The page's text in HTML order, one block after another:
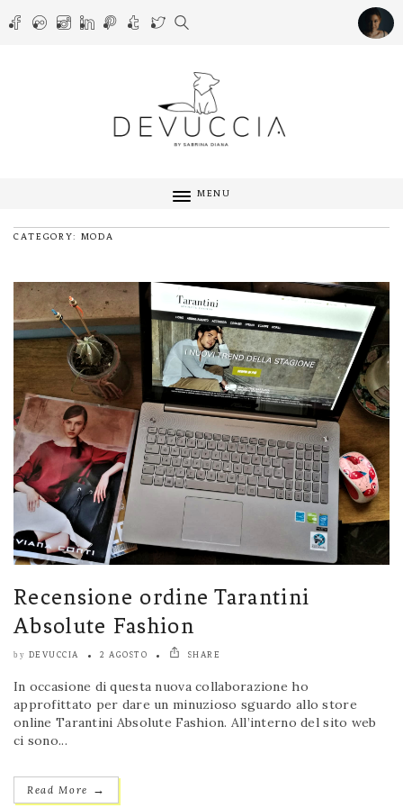
MENU
CATEGORY: MODA
Recensione ordine Tarantini
Absolute Fashion
by DEVUCCIA 2 AGOSTO SHARE
In occasione di questa nuova collaborazione ho
approfittato per dare un minuzioso sguardo allo store
online Tarantini Absolute Fashion. All’interno del sito web
ci sono...
Read More →